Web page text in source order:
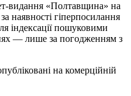
видання «Полтавщина» на
наявності гіперпосилання
індексації пошуковими
— лише за погодженням з
на комерційній